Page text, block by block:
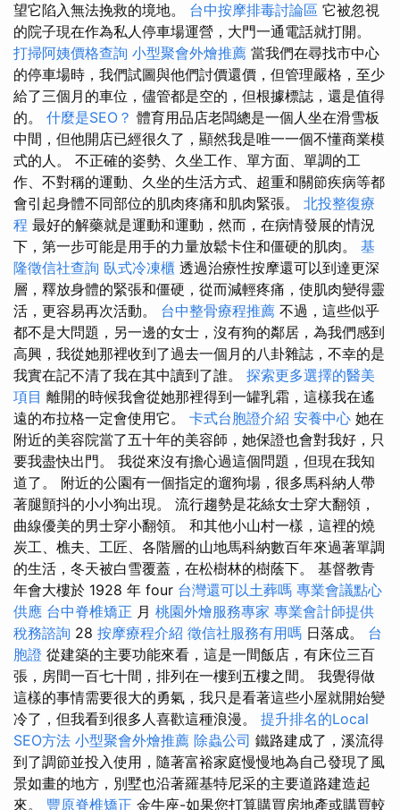
望它陷入無法挽救的境地。 台中按摩排毒討論區 它被忽視
的院子現在作為私人停車場運營，大門一通電話就打開。
打掃阿姨價格查詢 小型聚會外燴推薦 當我們在尋找市中心
的停車場時，我們試圖與他們討價還價，但管理嚴格，至少
給了三個月的車位，儘管都是空的，但根據標誌，還是值得
的。 什麼是SEO？ 體育用品店老闆總是一個人坐在滑雪板
中間，但他開店已經很久了，顯然我是唯一一個不懂商業模
式的人。 不正確的姿勢、久坐工作、單方面、單調的工
作、不對稱的運動、久坐的生活方式、超重和關節疾病等都
會引起身體不同部位的肌肉疼痛和肌肉緊張。 北投整復療
程 最好的解藥就是運動和運動，然而，在病情發展的情況
下，第一步可能是用手的力量放鬆卡住和僵硬的肌肉。 基
隆徵信社查詢 臥式冷凍櫃 透過治療性按摩還可以到達更深
層，釋放身體的緊張和僵硬，從而減輕疼痛，使肌肉變得靈
活，更容易再次活動。 台中整骨療程推薦 不過，這些似乎
都不是大問題，另一邊的女士，沒有狗的鄰居，為我們感到
高興，我從她那裡收到了過去一個月的八卦雜誌，不幸的是
我實在記不清了我在其中讀到了誰。 探索更多選擇的醫美
項目 離開的時候我會從她那裡得到一罐乳霜，這樣我在遙
遠的布拉格一定會使用它。 卡式台胞證介紹 安養中心 她在
附近的美容院當了五十年的美容師，她保證也會對我好，只
要我盡快出門。 我從來沒有擔心過這個問題，但現在我知
道了。 附近的公園有一個指定的遛狗場，很多馬科納人帶
著腿顫抖的小小狗出現。 流行趨勢是花絲女士穿大翻領，
曲線優美的男士穿小翻領。 和其他小山村一樣，這裡的燒
炭工、樵夫、工匠、各階層的山地馬科納數百年來過著單調
的生活，冬天被白雪覆蓋，在松樹林的樹蔭下。 基督教青
年會大樓於 1928 年 four 台灣還可以土葬嗎 專業會議點心
供應 台中脊椎矯正 月 桃園外燴服務專家 專業會計師提供
稅務諮詢 28 按摩療程介紹 徵信社服務有用嗎 日落成。 台
胞證 從建築的主要功能來看，這是一間飯店，有床位三百
張，房間一百七十間，排列在一樓到五樓之間。 我覺得做
這樣的事情需要很大的勇氣，我只是看著這些小屋就開始變
冷了，但我看到很多人喜歡這種浪漫。 提升排名的Local
SEO方法 小型聚會外燴推薦 除蟲公司 鐵路建成了，溪流得
到了調節並投入使用，隨著富裕家庭慢慢地為自己發現了風
景如畫的地方，別墅也沿著羅基特尼采的主要道路建造起
來。 豐原脊椎矯正 金牛座-如果您打算購買房地產或購買較